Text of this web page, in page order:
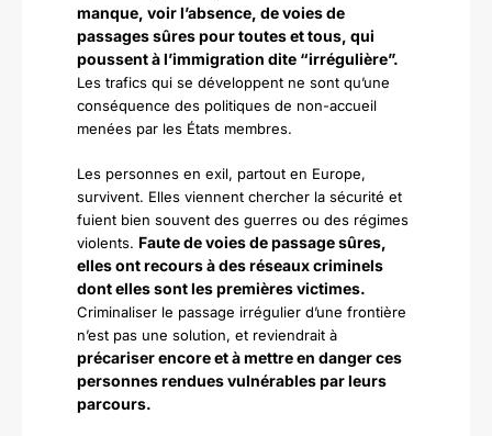
manque, voir l’absence, de voies de
passages sûres pour toutes et tous, qui
poussent à l’immigration dite “irrégulière”.
Les trafics qui se développent ne sont qu’une
conséquence des politiques de non-accueil
menées par les États membres.
Les personnes en exil, partout en Europe,
survivent. Elles viennent chercher la sécurité et
fuient bien souvent des guerres ou des régimes
violents. Faute de voies de passage sûres,
elles ont recours à des réseaux criminels
dont elles sont les premières victimes.
Criminaliser le passage irrégulier d’une frontière
n’est pas une solution, et reviendrait à
précariser encore et à mettre en danger ces
personnes rendues vulnérables par leurs
parcours.